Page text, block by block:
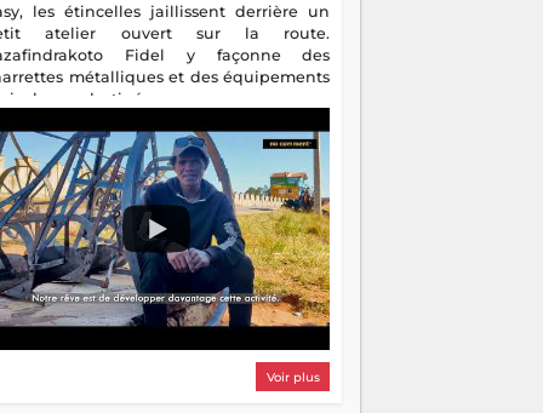
les étincelles jaillissent derrière un
atelier ouvert sur la route.
Fidel y façonne des
métalliques et des équipements
destinés aux campagnes
il perpétue un métier discret mais
Voir plus